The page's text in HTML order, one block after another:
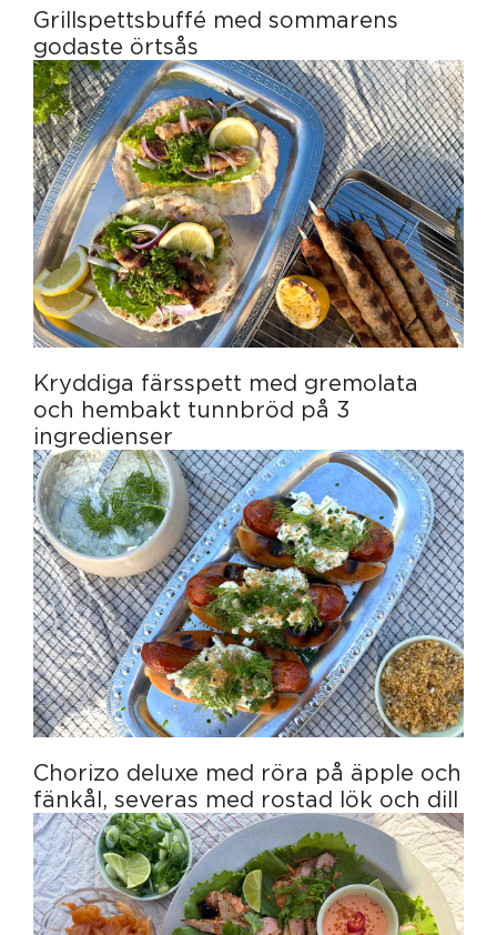
Grillspettsbuffé med sommarens
godaste örtsås
Kryddiga färsspett med gremolata
och hembakt tunnbröd på 3
ingredienser
Chorizo deluxe med röra på äpple och
fänkål, severas med rostad lök och dill